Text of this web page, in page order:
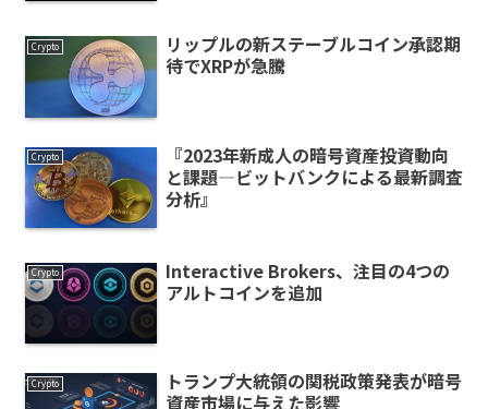
Crypto
リップルの新ステーブルコイン承認期
待でXRPが急騰
Crypto
『2023年新成人の暗号資産投資動向
と課題―ビットバンクによる最新調査
分析』
Crypto
Interactive Brokers、注目の4つの
アルトコインを追加
Crypto
トランプ大統領の関税政策発表が暗号
資産市場に与えた影響